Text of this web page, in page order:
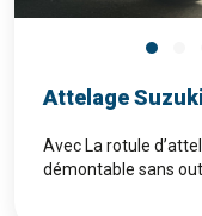
Attelage
Avec La rotule
démontable sans